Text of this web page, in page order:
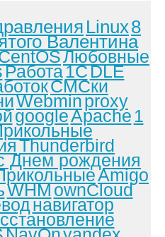
Linux8
Валентина
Любовные
Работа1СDLE
СМСки
Webminproxy
googleApache 1
Thunderbird
Днем рождения
Amigo
WHMownCloud
навигатор